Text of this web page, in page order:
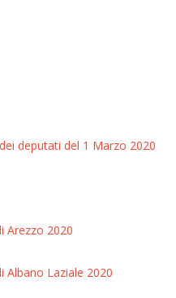
deputati del 1 Marzo 2020
Arezzo 2020
Albano Laziale 2020